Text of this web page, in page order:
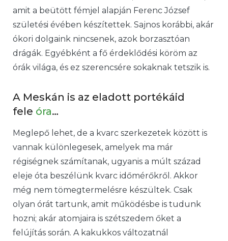
amit a beütött fémjel alapján Ferenc József
születési évében készítettek. Sajnos korábbi, akár
ókori dolgaink nincsenek, azok borzasztóan
drágák. Egyébként a fő érdeklődési köröm az
órák világa, és ez szerencsére sokaknak tetszik is.
A Meskán is az eladott portékáid
fele óra…
Meglepő lehet, de a kvarc szerkezetek között is
vannak különlegesek, amelyek ma már
régiségnek számítanak, ugyanis a múlt század
eleje óta beszélünk kvarc időmérőkről. Akkor
még nem tömegtermelésre készültek. Csak
olyan órát tartunk, amit működésbe is tudunk
hozni; akár atomjaira is szétszedem őket a
felújítás során. A kakukkos változatnál